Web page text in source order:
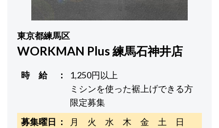
東京都練馬区
WORKMAN Plus 練馬石神井店
時 給
1,250円以上
ミシンを使った裾上げできる方
限定募集
募集曜日
月 火 水 木 金 土 日